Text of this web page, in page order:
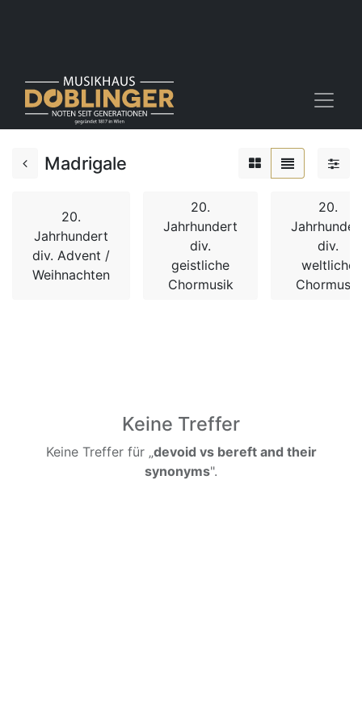
Madrigale
20.
Jahrhundert
div. Advent /
Weihnachten
20.
Jahrhundert
div.
geistliche
Chormusik
20.
div.
weltliche
Chormusik
Keine Treffer
Keine Treffer für „devoid vs bereft and their
synonyms".